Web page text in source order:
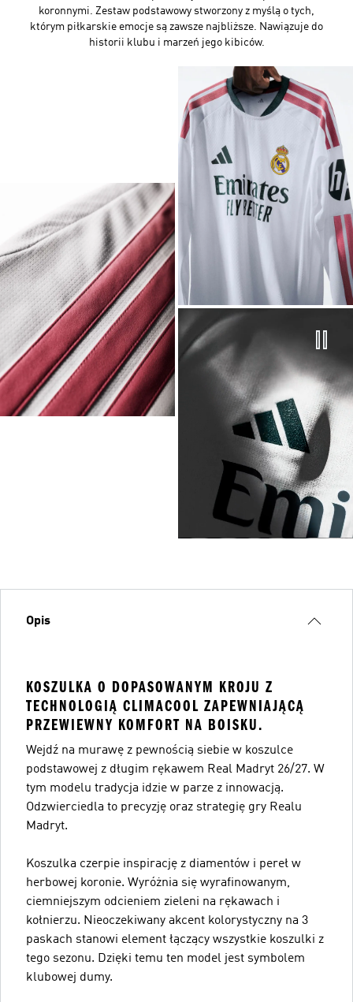
koronnymi. Zestaw podstawowy stworzony z myślą o tych,
którym piłkarskie emocje są zawsze najbliższe. Nawiązuje do
historii klubu i marzeń jego kibiców.
Opis
KOSZULKA O DOPASOWANYM KROJU Z
TECHNOLOGIĄ CLIMACOOL ZAPEWNIAJĄCĄ
PRZEWIEWNY KOMFORT NA BOISKU.
Wejdź na murawę z pewnością siebie w koszulce
podstawowej z długim rękawem Real Madryt 26/27. W
tym modelu tradycja idzie w parze z innowacją.
Odzwierciedla to precyzję oraz strategię gry Realu
Madryt.
Koszulka czerpie inspirację z diamentów i pereł w
herbowej koronie. Wyróżnia się wyrafinowanym,
ciemniejszym odcieniem zieleni na rękawach i
kołnierzu. Nieoczekiwany akcent kolorystyczny na 3
paskach stanowi element łączący wszystkie koszulki z
tego sezonu. Dzięki temu ten model jest symbolem
klubowej dumy.